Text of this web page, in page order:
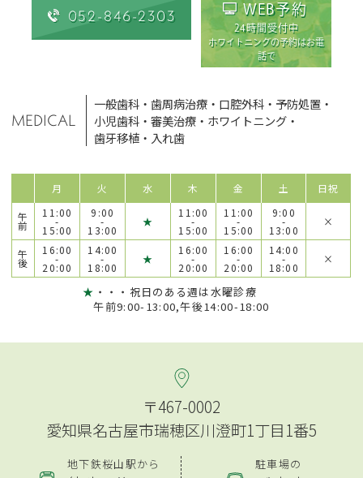
052-846-2303 WEB予約
24時間受付中
ホワイトニングの予約はお電
話で
MEDICAL
一般歯科 ・歯周病治療 ・ 口腔外科 ・ 予防処置 ・
小児歯科 ・審美治療 ・ ホワイトニング ・
歯牙移植 ・ 入れ歯
月 火 水 木 金 土 日祝
午
前
11:00
-
15:00
9:00
-
13:00
★
11:00
-
15:00
11:00
-
15:00
9:00
-
13:00
×
午
後
16:00
-
20:00
14:00
-
18:00
★
16:00
-
20:00
16:00
-
20:00
14:00
-
18:00
×
★ ・・・祝日のある週は水曜診療
午前9:00-13:00,午後14:00-18:00
〒467-0002
愛知県名古屋市瑞穂区川澄町1丁目1番5
地下鉄桜山駅から 駐車場の